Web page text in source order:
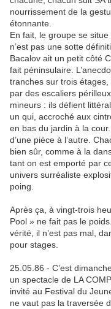
nourrissement de la
étonnante.
En fait, le groupe se
n’est pas une sotte
Bacalov ait un petit côté
fait péninsulaire.
tranches sur trois
par des escaliers
mineurs : ils défient
un qui, accroché aux
en bas du jardin à la
d’une pièce à l’autre.
bien sûr, comme à la
tant on est emporté par
univers surréaliste
poing.
Après ça, à vingt-trois
Pool » ne fait pas le
vérité, il n’est pas mal,
pour stages.
25.05.86 - C’est
un spectacle de LA
invité au Festival du
ne vaut pas la traversée